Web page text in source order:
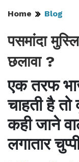
Home Blog
पसमांदा
छलावा ?
एक तरफ
चाहती है तो
कही जाने
लगातार